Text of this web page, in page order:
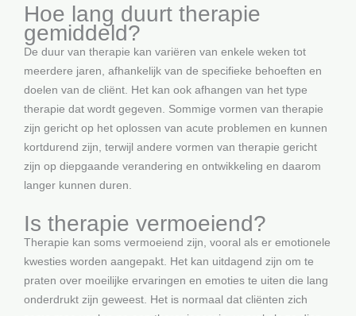
Hoe lang duurt therapie
gemiddeld?
De duur van therapie kan variëren van enkele weken tot
meerdere jaren, afhankelijk van de specifieke behoeften en
doelen van de cliënt. Het kan ook afhangen van het type
therapie dat wordt gegeven. Sommige vormen van therapie
zijn gericht op het oplossen van acute problemen en kunnen
kortdurend zijn, terwijl andere vormen van therapie gericht
zijn op diepgaande verandering en ontwikkeling en daarom
langer kunnen duren.
Is therapie vermoeiend?
Therapie kan soms vermoeiend zijn, vooral als er emotionele
kwesties worden aangepakt. Het kan uitdagend zijn om te
praten over moeilijke ervaringen en emoties te uiten die lang
onderdrukt zijn geweest. Het is normaal dat cliënten zich